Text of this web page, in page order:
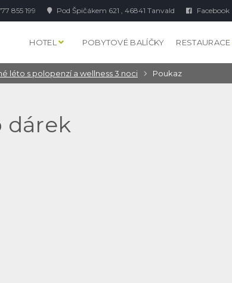
855 199 Pod Špičákem 621 , 46841 Tanvald Facebook
HOTEL POBYTOVÉ BALÍČKY RESTAURACE
léto s polopenzí a wellness 3 noci Poukaz
dárek